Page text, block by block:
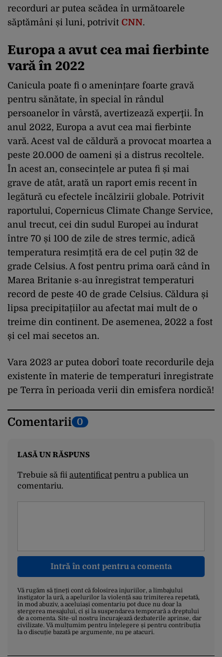
recorduri ar putea scădea în următoarele
săptămâni și luni, potrivit CNN.
Europa a avut cea mai fierbinte
vară în 2022
Canicula poate fi o amenințare foarte gravă
pentru sănătate, în special în rândul
persoanelor în vârstă, avertizează experţii. În
anul 2022, Europa a avut cea mai fierbinte
vară. Acest val de căldură a provocat moartea a
peste 20.000 de oameni și a distrus recoltele.
În acest an, consecințele ar putea fi și mai
grave de atât, arată un raport emis recent în
legătură cu efectele încălzirii globale. Potrivit
raportului, Copernicus Climate Change Service,
anul trecut, cei din sudul Europei au îndurat
între 70 și 100 de zile de stres termic, adică
temperatura resimțită era de cel puțin 32 de
grade Celsius. A fost pentru prima oară când în
Marea Britanie s-au înregistrat temperaturi
record de peste 40 de grade Celsius. Căldura și
lipsa precipitațiilor au afectat mai mult de o
treime din continent. De asemenea, 2022 a fost
și cel mai secetos an.
Vara 2023 ar putea doborî toate recordurile deja
existente în materie de temperaturi înregistrate
pe Terra în perioada verii din emisfera nordică!
Comentarii 0
LASĂ UN RĂSPUNS
Trebuie să fii autentificatpentru a publica un
comentariu.
Intră în cont pentru a comenta
Vă rugăm să țineți cont că folosirea injuriilor, a limbajului
instigator la ură, a apelurilor la violență sau trimiterea repetată,
în mod abuziv, a aceluiași comentariu pot duce nu doar la
ștergerea mesajului, ci și la suspendarea temporară a dreptului
de a comenta. Site-ul nostru încurajează dezbaterile aprinse, dar
civilizate. Vă mulțumim pentru înțelegere și pentru contribuția
la o discuție bazată pe argumente, nu pe atacuri.